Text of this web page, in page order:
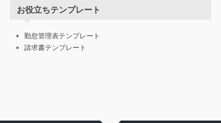
お役立ちテンプレート
勤怠管理表テンプレート
請求書テンプレート